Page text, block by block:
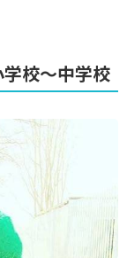
校〜中学校